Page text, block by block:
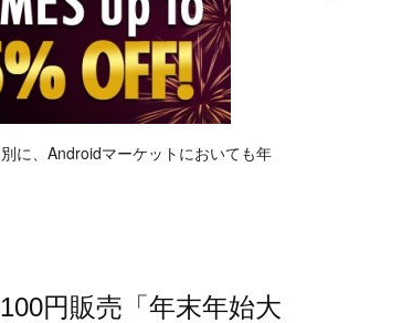
に、Androidマーケットにおいても年
円販売「年末年始大